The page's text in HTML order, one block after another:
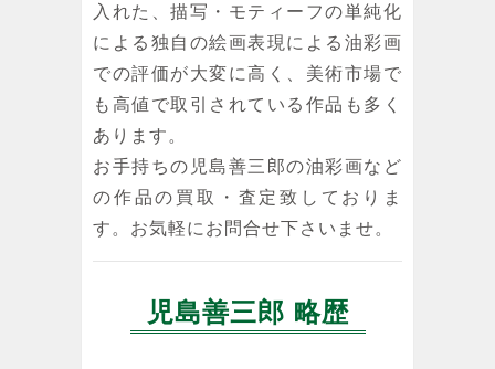
入れた、描写・モティーフの単純化
による独自の絵画表現による油彩画
での評価が大変に高く、美術市場で
も高値で取引されている作品も多く
あります。
お手持ちの児島善三郎の油彩画など
の作品の買取・査定致しておりま
す。お気軽にお問合せ下さいませ。
児島善三郎 略歴